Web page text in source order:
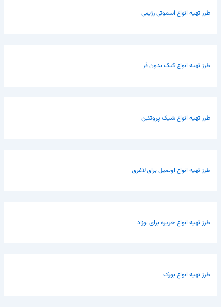
طرز تهیه انواع اسموتی رژیمی
طرز تهیه انواع کیک بدون فر
طرز تهیه انواع شیک پروتئین
طرز تهیه انواع اوتمیل برای لاغری
طرز تهیه انواع حریره برای نوزاد
طرز تهیه انواع بورک